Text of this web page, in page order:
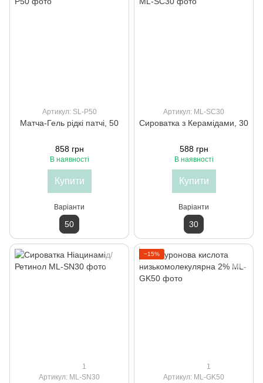
Артикул: SL-P50
Матча-Гель рідкі патчі, 50
858 грн
В наявності
Купити
Варіанти
50
Артикул: ML-SC30
Сироватка з Керамідами, 30
588 грн
В наявності
Купити
Варіанти
30
1
Артикул: ML-SN30
−15%
1
Артикул: ML-GK50